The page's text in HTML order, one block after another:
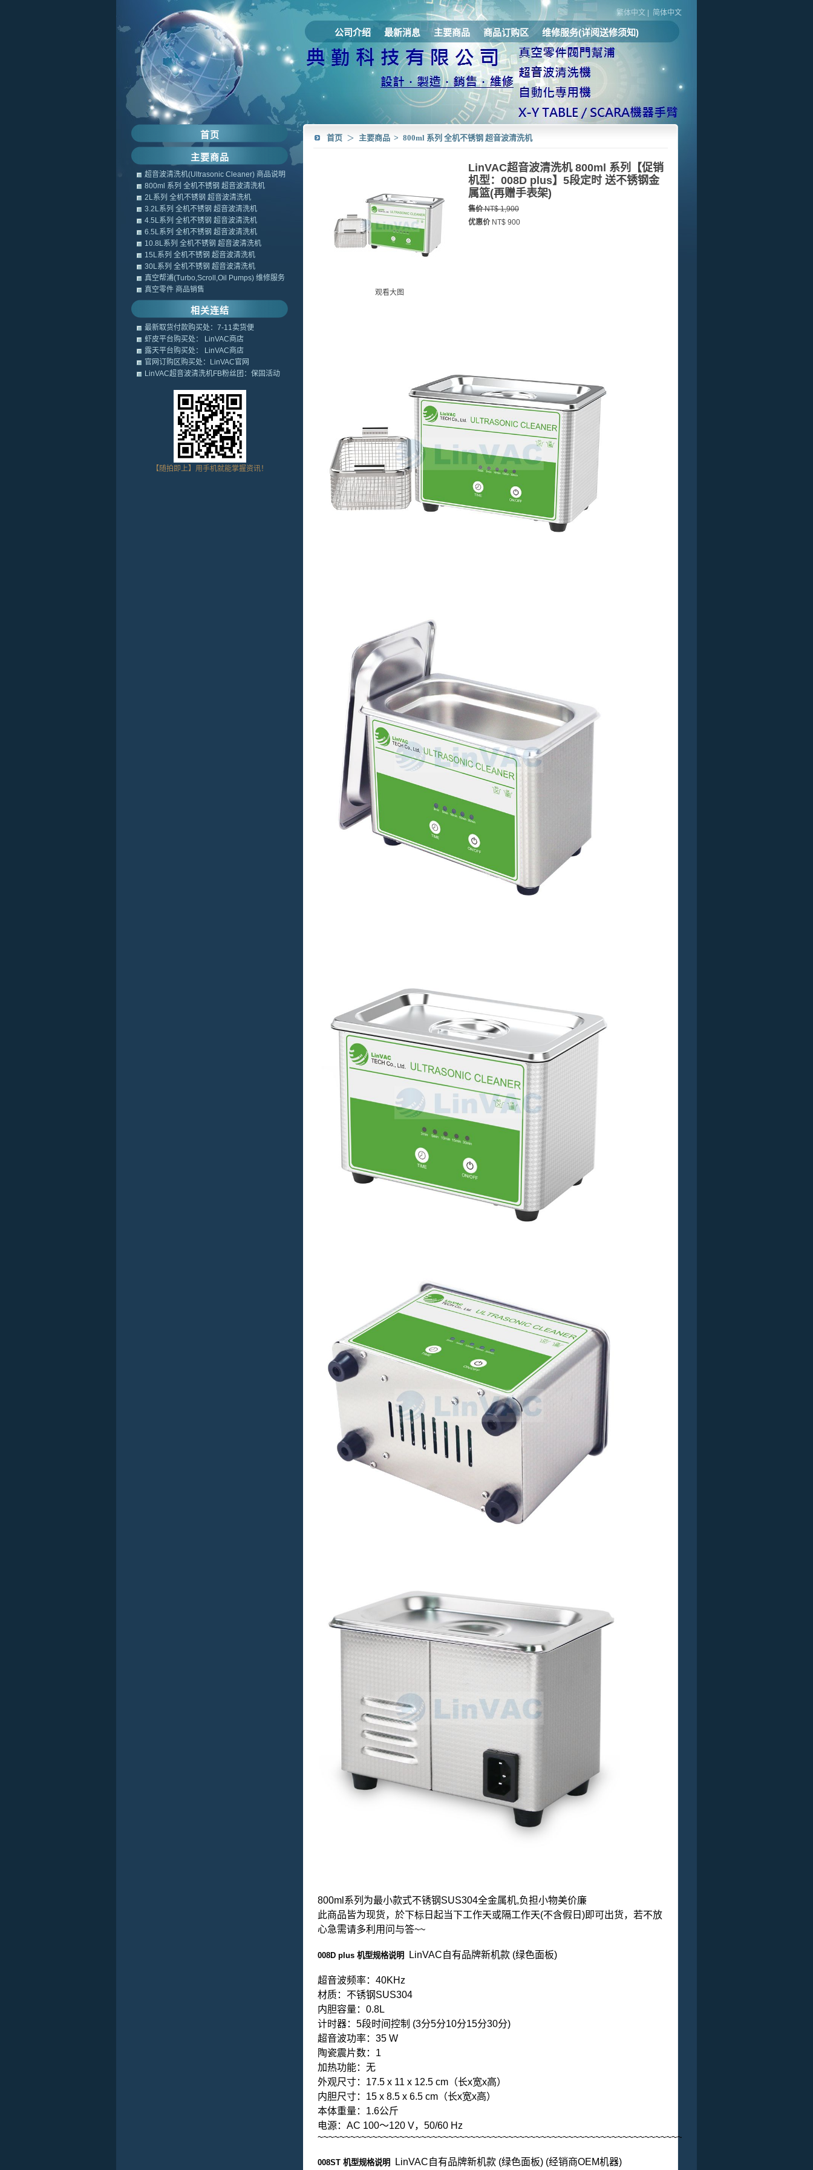
繁体中文 简体中文
公司介绍 最新消息 主要商品 商品订购区 维修服务(详阅送修须知)
首页 ＞ 主要商品 > 800ml 系列 全机不锈钢 超音波清洗机
观看大图
LinVAC超音波清洗机 800ml 系列【促销
机型：008D plus】5段定时 送不锈钢金
属篮(再赠手表架)
售价NT$ 1,900
优惠价NT$ 900
800ml系列为最小款式不锈钢SUS304全金属机,负担小物美价廉
此商品皆为现货，於下标日起当下工作天或隔工作天(不含假日)即可出货，若不放
心急需请多利用问与答~~
008D plus 机型规格说明 LinVAC自有品牌新机款 (绿色面板)
超音波频率：40KHz
材质：不锈钢SUS304
内胆容量：0.8L
计时器：5段时间控制 (3分5分10分15分30分)
超音波功率：35 W
陶瓷震片数：1
加热功能：无
外观尺寸：17.5 x 11 x 12.5 cm（长x宽x高）
内胆尺寸：15 x 8.5 x 6.5 cm（长x宽x高）
本体重量：1.6公斤
电源：AC 100～120 V，50/60 Hz
008ST 机型规格说明 LinVAC自有品牌新机款 (绿色面板) (经销商OEM机器)
首页
主要商品
超音波清洗机(Ultrasonic Cleaner) 商品说明
800ml 系列 全机不锈钢 超音波清洗机
2L系列 全机不锈钢 超音波清洗机
3.2L系列 全机不锈钢 超音波清洗机
4.5L系列 全机不锈钢 超音波清洗机
6.5L系列 全机不锈钢 超音波清洗机
10.8L系列 全机不锈钢 超音波清洗机
15L系列 全机不锈钢 超音波清洗机
30L系列 全机不锈钢 超音波清洗机
真空帮浦(Turbo,Scroll,Oil Pumps) 维修服务
真空零件 商品销售
相关连结
最新取货付款购买处：7-11卖货便
虾皮平台购买处： LinVAC商店
露天平台购买处： LinVAC商店
官网订购区购买处：LinVAC官网
LinVAC超音波清洗机FB粉丝团：保固活动
【随拍即上】用手机就能掌握资讯！